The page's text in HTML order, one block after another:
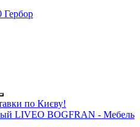
Гербор
по Києву!